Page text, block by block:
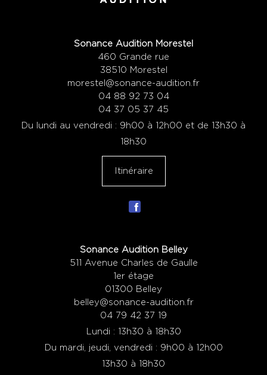
Sonance Audition Morestel
460 Grande rue
38510 Morestel
morestel@sonance-audition.fr
04 88 92 73 04
04 37 05 37 45
Du lundi au vendredi : 9h00 à 12h00 et de 13h30 à
18h30
Itinéraire
Sonance Audition Belley
511 Avenue Charles de Gaulle
1er étage
01300 Belley
belley@sonance-audition.fr
04 79 42 37 19
Lundi : 13h30 à 18h30
Du mardi, jeudi, vendredi : 9h00 à 12h00
13h30 à 18h30